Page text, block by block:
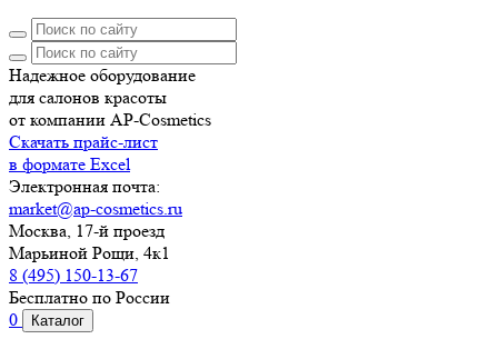
Надежное оборудование
для салонов красоты
от компании AP-Cosmetics
Скачать прайс-лист
в формате Excel
Электронная почта:
market@ap-cosmetics.ru
Москва, 17-й проезд
Марьиной Рощи, 4к1
8 (495) 150-13-67
Бесплатно по России
0
Каталог